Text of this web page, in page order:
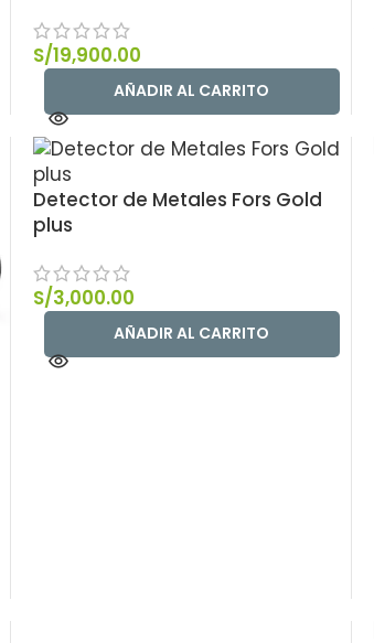
S/19,900.00
AÑADIR AL CARRITO
Detector de Metales Fors Gold
plus
S/3,000.00
AÑADIR AL CARRITO